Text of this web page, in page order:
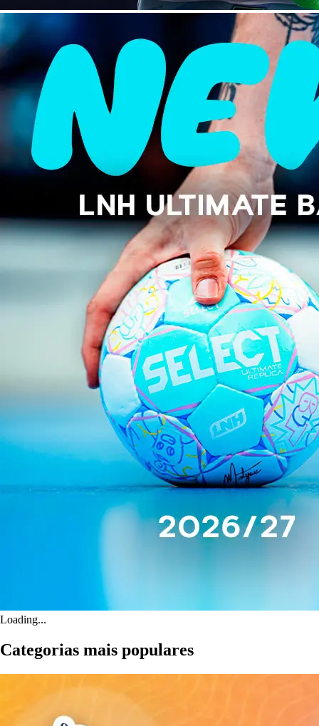
Loading...
Categorias mais populares